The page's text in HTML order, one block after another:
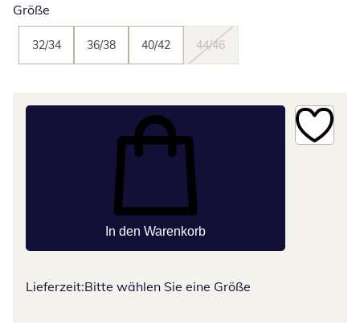
Größe
32/34 36/38 40/42 44/46
In den Warenkorb
Lieferzeit:Bitte wählen Sie eine Größe